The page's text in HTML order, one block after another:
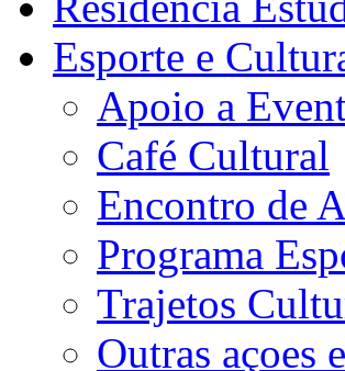
Esporte e
Apoio a
Café Cultural
Encontro de
Programa
Trajetos
Outras açoes